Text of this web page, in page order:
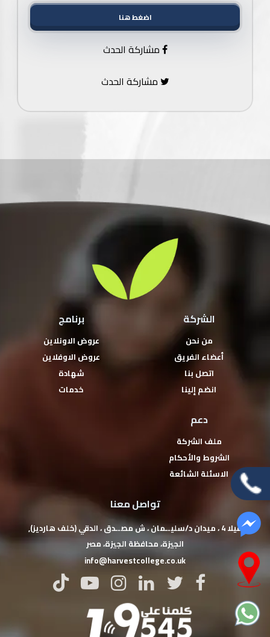
اضغط هنا
مشاركة الحدث
مشاركة الحدث
الشركة
من نحن
أعضاء الفريق
اتصل بنا
انضم إلينا
برنامج
عروض الاونلاين
عروض الاوفلاين
شهادة
خدمات
دعم
ملف الشركة
الشروط والأحكام
الاسئلة الشائعة
تواصل معنا
فيلا 4 ، ميدان د/سليــمان ، ش مصــدق ، الدقي (خلف هارديز),
‏الجيزة‏، ‏محافظة الجيزة‏، ‏مصر‏
info@harvestcollege.co.uk